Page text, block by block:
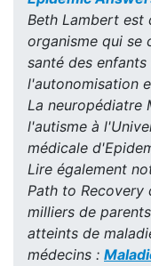
Beth Lambert est
organisme qui se
santé des
l'autonomisation
La neuropédiatre
l'autisme à
médicale
Lire également
Path to Recovery
milliers de
atteints de
médecins :